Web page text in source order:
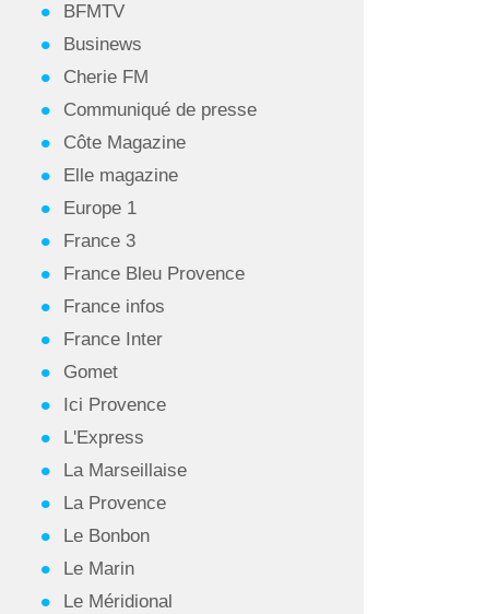
BFMTV
Businews
Cherie FM
Communiqué de presse
Côte Magazine
Elle magazine
Europe 1
France 3
France Bleu Provence
France infos
France Inter
Gomet
Ici Provence
L'Express
La Marseillaise
La Provence
Le Bonbon
Le Marin
Le Méridional